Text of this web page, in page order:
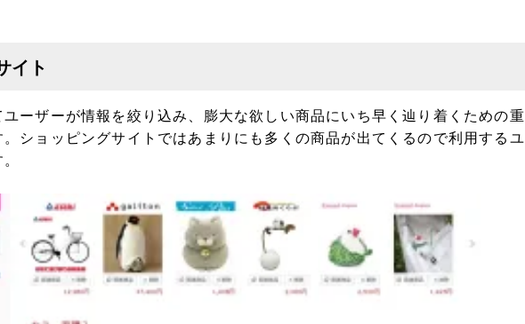
イト
ーザーが情報を絞り込み、膨大な欲しい商品にいち早く辿り着くための重
ショッピングサイトではあまりにも多くの商品が出てくるので利用するユ